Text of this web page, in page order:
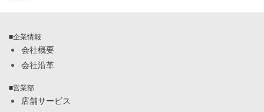
■企業情報
会社概要
会社沿革
■営業部
店舗サービス